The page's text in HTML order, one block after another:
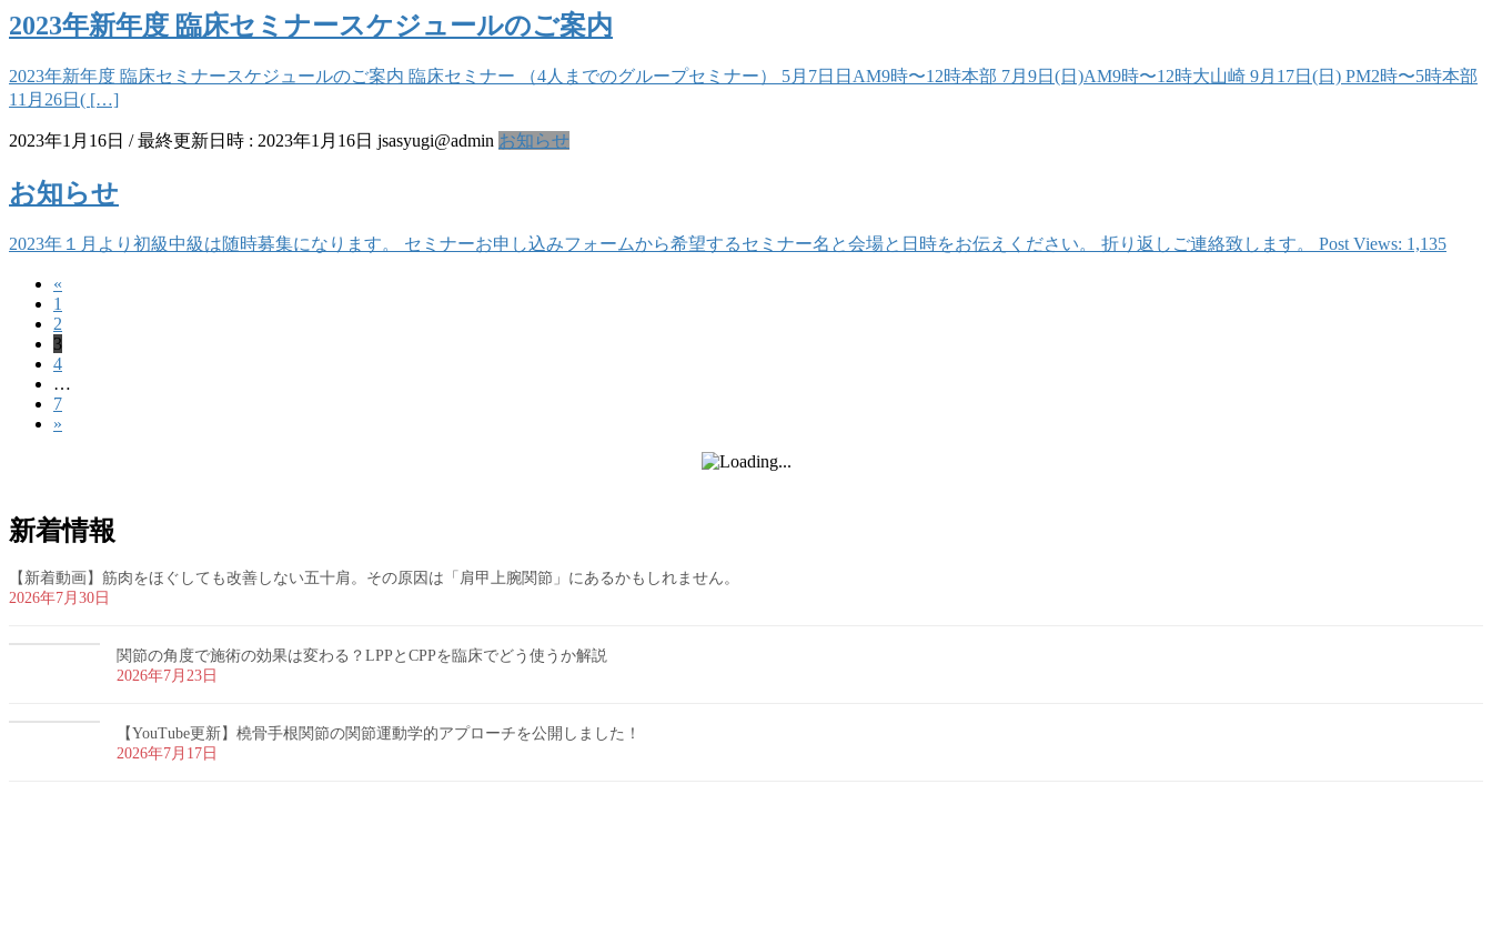
2023年新年度 臨床セミナースケジュールのご案内
2023年新年度 臨床セミナースケジュールのご案内 臨床セミナー （4人までのグループセミナー） 5月7日日AM9時〜12時本部 7月9日(日)AM9時〜12時大山崎 9月17日(日) PM2時〜5時本部
11月26日( […]
2023年1月16日 / 最終更新日時 : 2023年1月16日 jsasyugi@admin お知らせ
お知らせ
2023年１月より初級中級は随時募集になります。 セミナーお申し込みフォームから希望するセミナー名と会場と日時をお伝えください。 折り返しご連絡致します。 Post Views: 1,135
り
«
固
定
ペ
ー
ジ
1
固
定
ペ
ー
ジ
2
固
定
ペ
ー
ジ
3
固
定
ペ
ー
4
…
固
定
7
»
新着情報
【新着動画】筋肉をほぐしても改善しない五十肩。その原因は「肩甲上腕関節」にあるかもしれません。
2026年7月30日
関節の角度で施術の効果は変わる？LPPとCPPを臨床でどう使うか解説
2026年7月23日
【YouTube更新】橈骨手根関節の関節運動学的アプローチを公開しました！
2026年7月17日